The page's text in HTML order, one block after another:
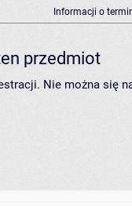
Informacji o
przedmiot
Nie można się